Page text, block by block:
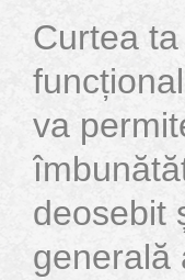
Curtea
va
deosebit
generală